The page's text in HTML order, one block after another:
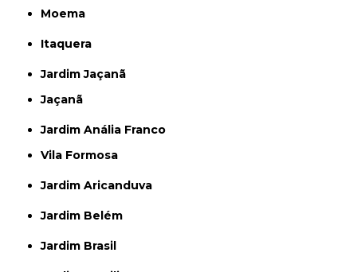
Moema
Itaquera
Jardim Jaçanã
Jaçanã
Jardim Anália Franco
Vila Formosa
Jardim Aricanduva
Jardim Belém
Jardim Brasil